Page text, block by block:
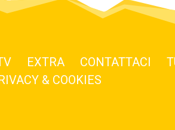
EXTRA CONTATTACI
& COOKIES